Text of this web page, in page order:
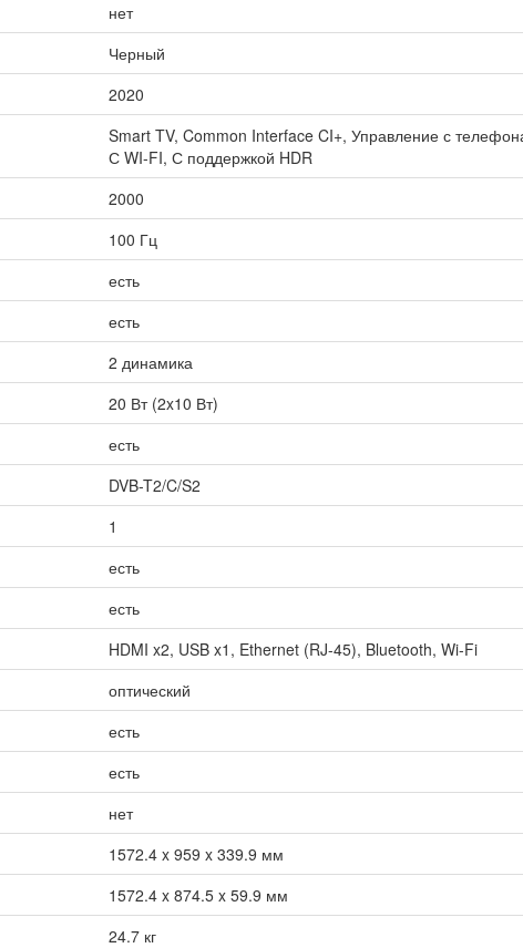
нет
Черный
2020
Smart TV, Common Interface CI+, Управление с
С WI-FI, С поддержкой HDR
2000
100 Гц
есть
есть
2 динамика
20 Вт (2x10 Вт)
есть
DVB-T2/C/S2
1
есть
есть
HDMI x2, USB x1, Ethernet (RJ-45), Bluetooth, Wi-Fi
оптический
есть
есть
нет
1572.4 x 959 x 339.9 мм
1572.4 x 874.5 x 59.9 мм
24.7 кг